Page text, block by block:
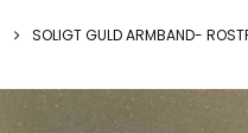
SOLIGT GULD ARMBAND-